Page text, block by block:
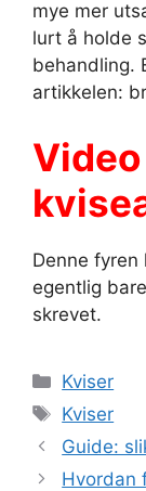
mye mer
lurt å holde
behandling.
artikkelen:
Denne
egentlig
skrevet.
Kategorier
Kviser
Stikkord
Kviser
Guide:
Hvordan